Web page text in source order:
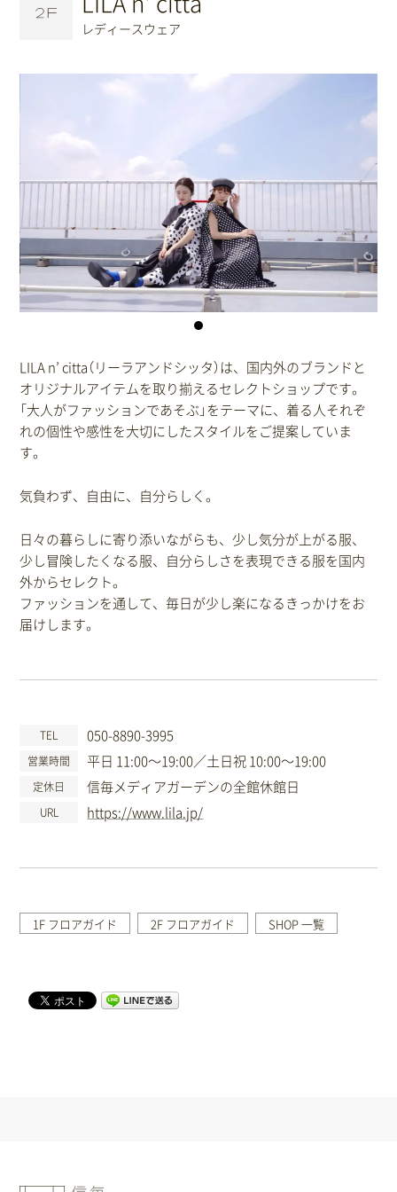
レディースウェア
LILA n’ citta（リーラアンドシッタ）は、国内外のブランドと
オリジナルアイテムを取り揃えるセレクトショップです。
「大人がファッションであそぶ」をテーマに、着る人それぞ
れの個性や感性を大切にしたスタイルをご提案していま
す。
気負わず、自由に、自分らしく。
日々の暮らしに寄り添いながらも、少し気分が上がる服、
少し冒険したくなる服、自分らしさを表現できる服を国内
外からセレクト。
ファッションを通して、毎日が少し楽になるきっかけをお
届けします。
TEL 050-8890-3995
営業時間 平日 11:00〜19:00／土日祝 10:00〜19:00
定休日 信毎メディアガーデンの全館休館日
URL https://www.lila.jp/
1F フロアガイド 2F フロアガイド SHOP 一覧